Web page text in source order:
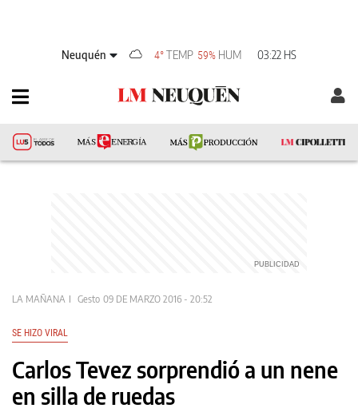
Neuquén 4°TEMP 59% HUM 03:22 HS
LA MAÑANA Gesto 09 DE MARZO 2016 - 20:52
SE HIZO VIRAL
Carlos Tevez sorprendió a un nene
en silla de ruedas